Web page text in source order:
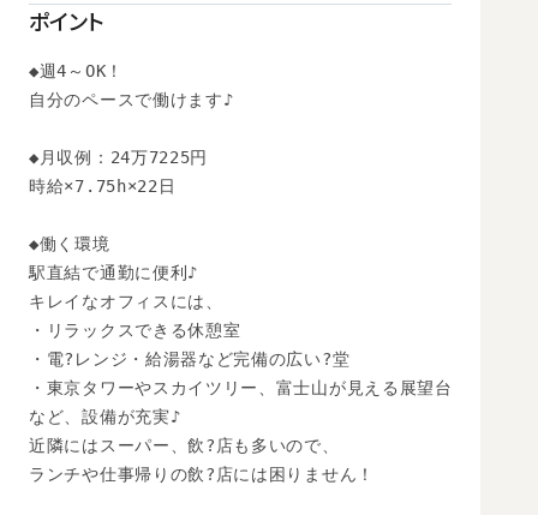
ポイント
◆週4～OK！
自分のペースで働けます♪
◆月収例：24万7225円
時給×7.75h×22日
◆働く環境
駅直結で通勤に便利♪
キレイなオフィスには、
・リラックスできる休憩室
・電?レンジ・給湯器など完備の広い?堂
・東京タワーやスカイツリー、富士山が見える展望台
など、設備が充実♪
近隣にはスーパー、飲?店も多いので、
ランチや仕事帰りの飲?店には困りません！